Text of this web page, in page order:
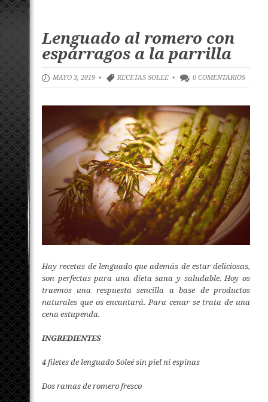
Lenguado al romero con
espárragos a la parrilla
MAYO 3, 2019 • RECETAS SOLEE • 0 COMENTARIOS
Hay recetas de lenguado que además de estar deliciosas,
son perfectas para una dieta sana y saludable. Hoy os
traemos una respuesta sencilla a base de productos
naturales que os encantará. Para cenar se trata de una
cena estupenda.
INGREDIENTES
4 filetes de lenguado Soleé sin piel ni espinas
Dos ramas de romero fresco